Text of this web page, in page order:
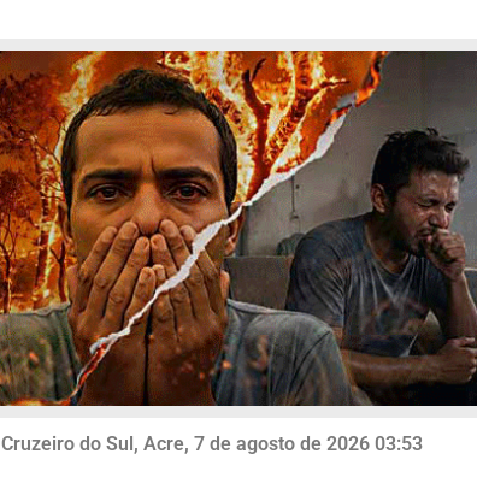
Cruzeiro do Sul, Acre, 7 de agosto de 2026 03:53